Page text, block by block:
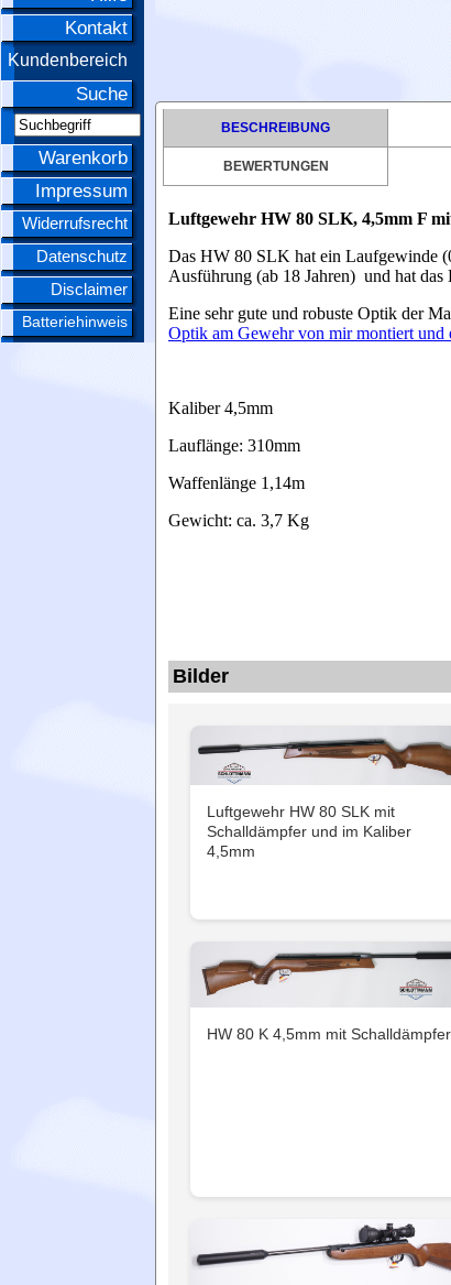
Kontakt
Kundenbereich
Suche
Warenkorb
Impressum
Widerrufsrecht
Datenschutz
Disclaimer
Batteriehinweis
BESCHREIBUNG
BEWERTUNGEN
Luftgewehr HW 80 SLK, 4,5mm F
Das HW 80 SLK hat ein Laufgewinde
Ausführung (ab 18 Jahren) und hat das
Eine sehr gute und robuste Optik der
Optik am Gewehr von mir montiert und
Kaliber 4,5mm
Lauflänge: 310mm
Waffenlänge 1,14m
Gewicht: ca. 3,7 Kg
Bilder
Luftgewehr HW 80 SLK mit
Schalldämpfer und im Kaliber
4,5mm
HW 80 K 4,5mm mit Schalldämpfer